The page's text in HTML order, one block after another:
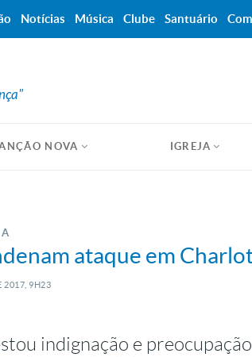
NOVA IGREJA
ataque em
2017, 9H23
indignação e
Notícias Música Clube Santuário